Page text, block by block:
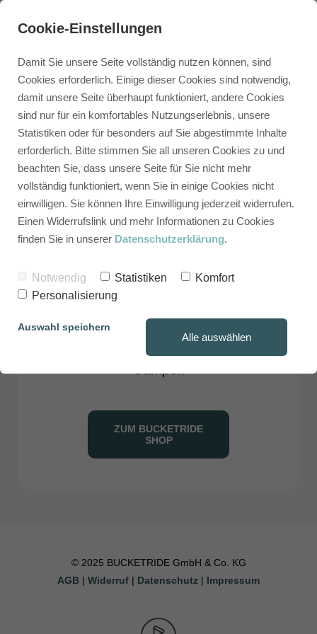
DER BUCKETRIDE SHOP
MTB Spotguides,
Gutscheine,
Campingtassen und
mehr
Beschenke deine Liebsten mit
legendären Bike-Abenteuern oder
packe deine Erinnerungen an den
letzten BUCKETRIDE in deinen
ZUM BUCKETRIDE
SHOP
© 2025 BUCKETRIDE GmbH & Co. KG
AGB | Widerruf | Datenschutz | Impressum
Cookie-Einstellungen
Damit Sie unsere Seite vollständig nutzen können, sind
Cookies erforderlich. Einige dieser Cookies sind notwendig,
damit unsere Seite überhaupt funktioniert, andere Cookies
sind nur für ein komfortables Nutzungserlebnis, unsere
Statistiken oder für besonders auf Sie abgestimmte Inhalte
erforderlich. Bitte stimmen Sie all unseren Cookies zu und
beachten Sie, dass unsere Seite für Sie nicht mehr
vollständig funktioniert, wenn Sie in einige Cookies nicht
einwilligen. Sie können Ihre Einwilligung jederzeit widerrufen.
Einen Widerrufslink und mehr Informationen zu Cookies
finden Sie in unserer Datenschutzerklärung.
Notwendig Statistiken
Komfort
Personalisierung
Auswahl speichern
Alle auswählen